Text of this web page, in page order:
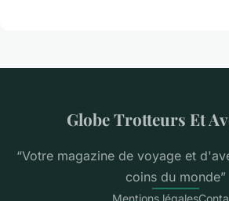
Globe Trotteurs Et
“Votre magazine de voyage et
coins du monde”
Mentions légales